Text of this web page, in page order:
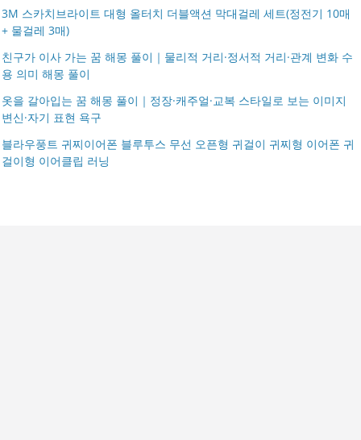
3M 스카치브라이트 대형 올터치 더블액션 막대걸레 세트(정전기 10매
+ 물걸레 3매)
친구가 이사 가는 꿈 해몽 풀이｜물리적 거리·정서적 거리·관계 변화 수
용 의미 해몽 풀이
옷을 갈아입는 꿈 해몽 풀이｜정장·캐주얼·교복 스타일로 보는 이미지
변신·자기 표현 욕구
블라우풍트 귀찌이어폰 블루투스 무선 오픈형 귀걸이 귀찌형 이어폰 귀
걸이형 이어클립 러닝